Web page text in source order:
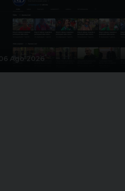
06 Ago 2026